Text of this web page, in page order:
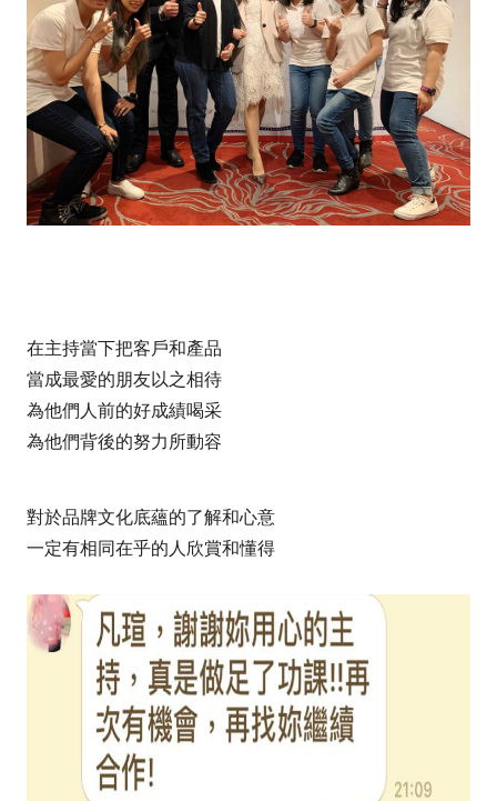
在主持當下把客戶和產品
當成最愛的朋友以之相待
為他們人前的好成績喝采
為他們背後的努力所動容
對於品牌文化底蘊的了解和心意
一定有相同在乎的人欣賞和懂得